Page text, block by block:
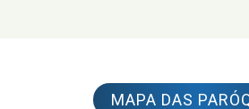
MAPA DAS